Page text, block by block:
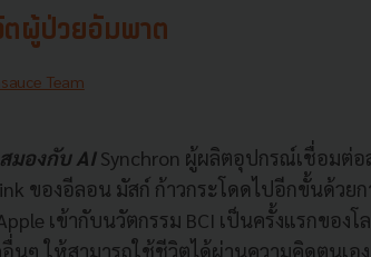
ตผู้ป่วยอัมพาต
Team
มองกับ AISynchron ผู้ผลิตอุปกรณ์เชื่อมต่
ของอีลอน มัสก์ ก้าวกระโดดไปอีกขั้นด้วยก
เข้ากับนวัตกรรม BCI เป็นครั้งแรกขอ
นๆ ให้สามารถใช้ชีวิตได้ผ่านความคิดตนเอง